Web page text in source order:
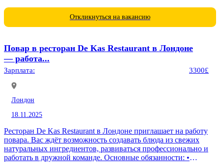
Откликнуться на вакансию
Повар в ресторан De Kas Restaurant в Лондоне
— работа...
Зарплата: 3300£
Лондон
18.11.2025
Ресторан De Kas Restaurant в Лондоне приглашает на работу
повара. Вас ждёт возможность создавать блюда из свежих
натуральных ингредиентов, развиваться профессионально и
работать в дружной команде. Основные обязанности: •